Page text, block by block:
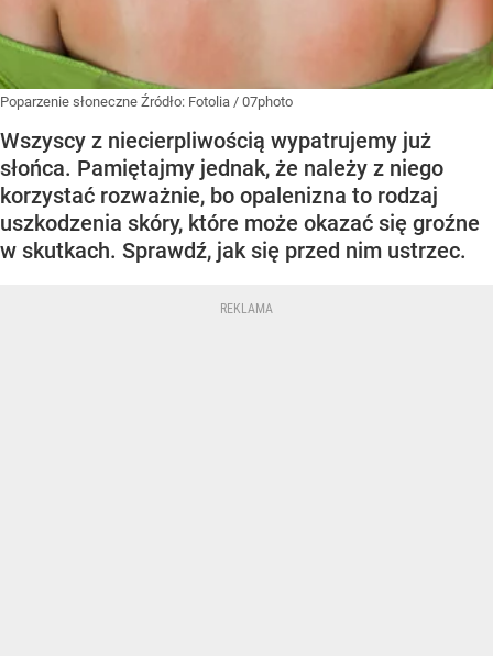
Poparzenie słoneczne Źródło: Fotolia / 07photo
Wszyscy z niecierpliwością wypatrujemy już
słońca. Pamiętajmy jednak, że należy z niego
korzystać rozważnie, bo opalenizna to rodzaj
uszkodzenia skóry, które może okazać się groźne
w skutkach. Sprawdź, jak się przed nim ustrzec.